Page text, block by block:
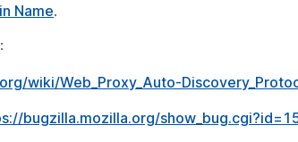
Name.
wiki/Web_Proxy_Auto-
bugzilla.mozilla.org/